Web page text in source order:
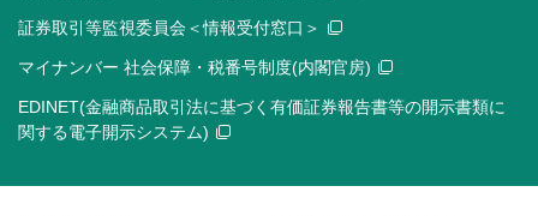
証券取引等監視委員会＜情報受付窓口＞
マイナンバー 社会保障・税番号制度(内閣官房)
EDINET(金融商品取引法に基づく有価証券報告書等の開示書類に
関する電子開示システム)